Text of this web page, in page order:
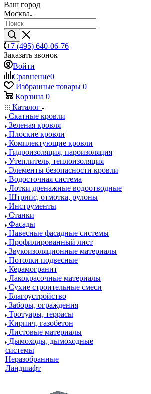
Ваш город
Москва
+7 (495) 640-06-76
Заказать звонок
Войти
Сравнение0
Избранные товары 0
Корзина 0
Каталог
Скатные кровли
Зеленая кровля
Плоские кровли
Комплектующие кровли
Гидроизоляция, пароизоляция
Утеплитель, теплоизоляция
Элементы безопасности кровли
Водосточная система
Лотки дренажные водоотводные
Штрипс, отмотка, рулоны
Инструменты
Станки
Фасады
Навесные фасадные системы
Профилированный лист
Звукоизоляционные материалы
Потолки подвесные
Керамогранит
Лакокрасочные материалы
Сухие строительные смеси
Благоустройство
Заборы, ограждения
Тротуары, террасы
Кирпич, газобетон
Листовые материалы
Дымоходы, дымоходные
системы
Неразобранные
Ландшафт